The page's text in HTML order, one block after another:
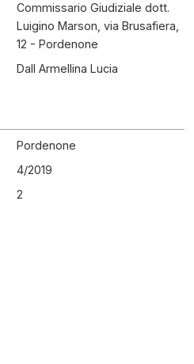
Commissario Giudiziale dott.
Luigino Marson, via Brusafiera,
12 - Pordenone
Dall Armellina Lucia
Pordenone
4/2019
2